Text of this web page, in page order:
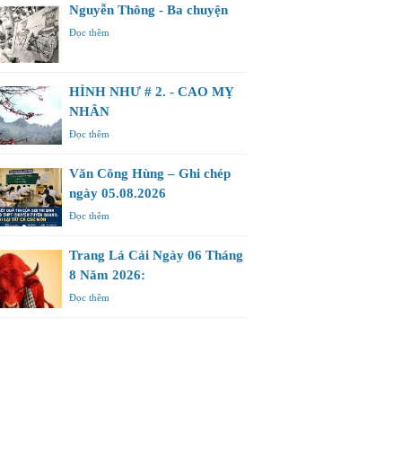
Nguyễn Thông - Ba chuyện
Đọc thêm
HÌNH NHƯ # 2. - CAO MỴ
NHÂN
Đọc thêm
Văn Công Hùng – Ghi chép
ngày 05.08.2026
Đọc thêm
Trang Lá Cải Ngày 06 Tháng
8 Năm 2026:
Đọc thêm